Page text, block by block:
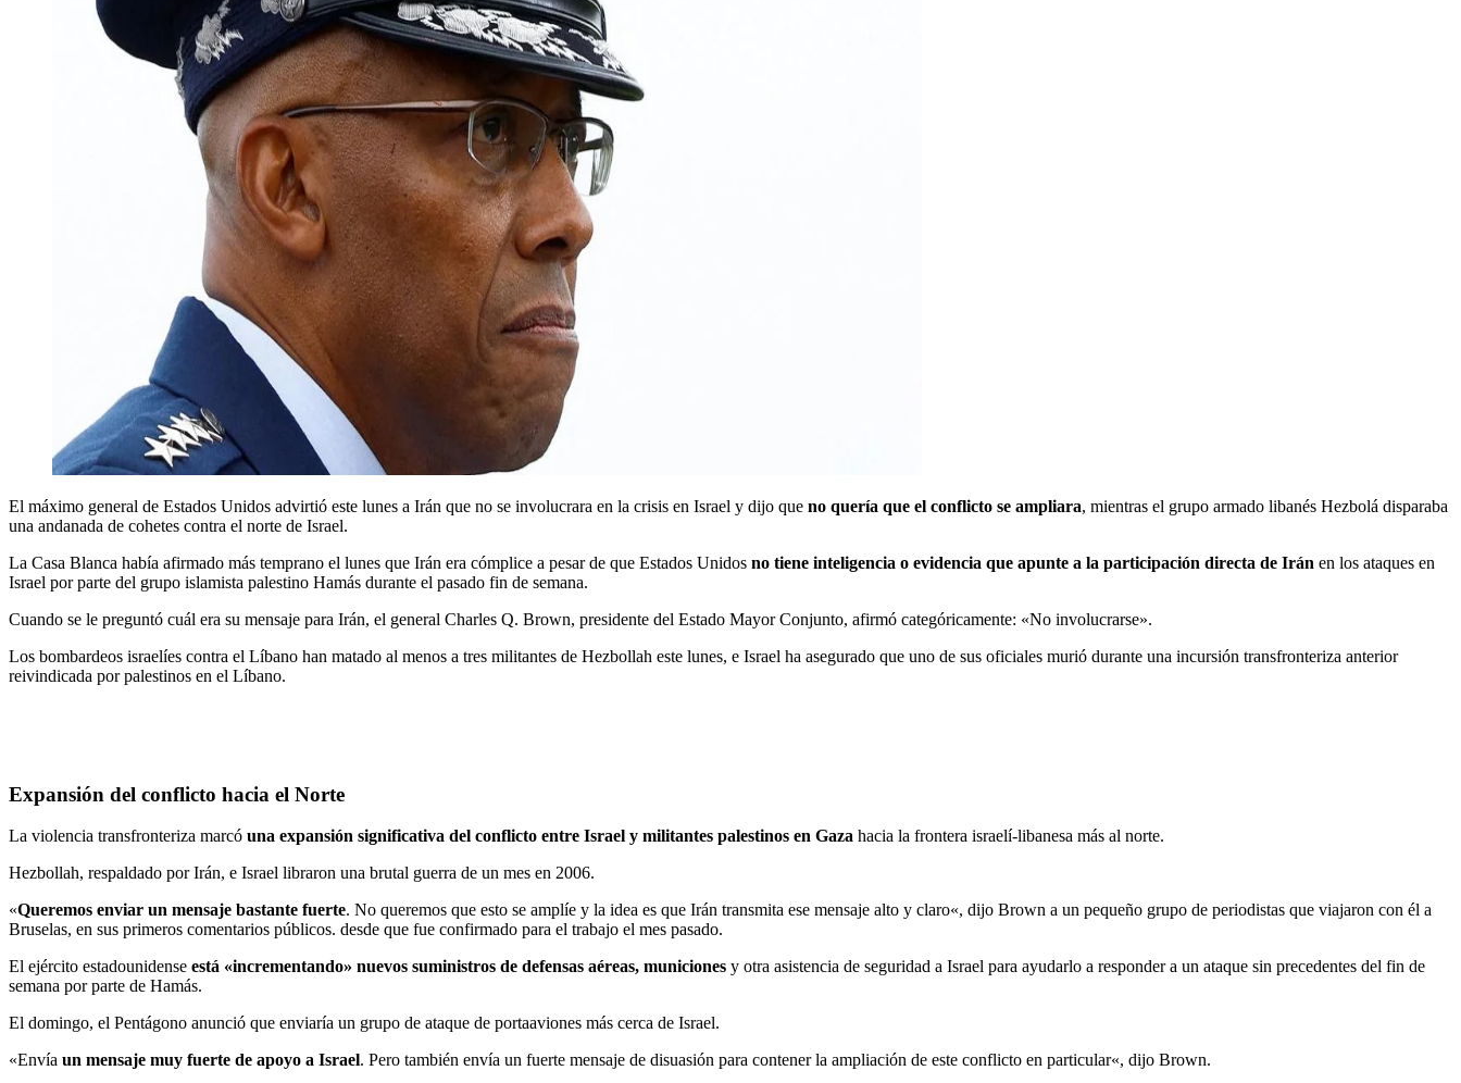
El máximo general de Estados Unidos advirtió este lunes a Irán que no se involucrara en la crisis en Israel y dijo que no quería que el conflicto se ampliara, mientras el grupo armado libanés Hezbolá disparaba
una andanada de cohetes contra el norte de Israel.
La Casa Blanca había afirmado más temprano el lunes que Irán era cómplice a pesar de que Estados Unidos no tiene inteligencia o evidencia que apunte a la participación directa de Irán en los ataques en
Israel por parte del grupo islamista palestino Hamás durante el pasado fin de semana.
Cuando se le preguntó cuál era su mensaje para Irán, el general Charles Q. Brown, presidente del Estado Mayor Conjunto, afirmó categóricamente: «No involucrarse».
Los bombardeos israelíes contra el Líbano han matado al menos a tres militantes de Hezbollah este lunes, e Israel ha asegurado que uno de sus oficiales murió durante una incursión transfronteriza anterior
reivindicada por palestinos en el Líbano.
Expansión del conflicto hacia el Norte
La violencia transfronteriza marcó una expansión significativa del conflicto entre Israel y militantes palestinos en Gaza hacia la frontera israelí-libanesa más al norte.
Hezbollah, respaldado por Irán, e Israel libraron una brutal guerra de un mes en 2006.
«Queremos enviar un mensaje bastante fuerte. No queremos que esto se amplíe y la idea es que Irán transmita ese mensaje alto y claro«, dijo Brown a un pequeño grupo de periodistas que viajaron con él a
Bruselas, en sus primeros comentarios públicos. desde que fue confirmado para el trabajo el mes pasado.
El ejército estadounidense está «incrementando» nuevos suministros de defensas aéreas, municiones y otra asistencia de seguridad a Israel para ayudarlo a responder a un ataque sin precedentes del fin de
semana por parte de Hamás.
El domingo, el Pentágono anunció que enviaría un grupo de ataque de portaaviones más cerca de Israel.
«Envía un mensaje muy fuerte de apoyo a Israel. Pero también envía un fuerte mensaje de disuasión para contener la ampliación de este conflicto en particular«, dijo Brown.